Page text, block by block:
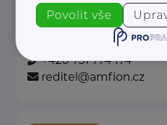
Domov pro osoby
www.amfion.cz
+420 731 774 174
reditel@amfion.cz
Povolit vše